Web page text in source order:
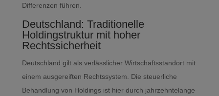
Differenzen führen.
Deutschland: Traditionelle
Holdingstruktur mit hoher
Rechtssicherheit
Deutschland gilt als verlässlicher Wirtschaftsstandort mit
einem ausgereiften Rechtssystem. Die steuerliche
Behandlung von Holdings ist hier durch jahrzehntelange